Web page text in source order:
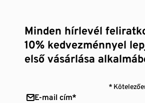
Minden hírlevél
10% kedvezménnyel
első vásárlása
*
E-mail cím*